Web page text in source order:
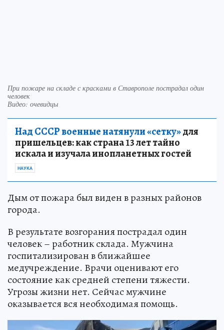
При пожаре на складе с красками в Ставрополе пострадал один
человек
Видео: очевидцы
Над СССР военные натянули «сетку»для
пришельцев: как страна 13 лет тайно
искала и изучала инопланетных гостей
НАУКА
Дым от пожара был виден в разных районов
города.
В результате возгорания пострадал один
человек – работник склада. Мужчина
госпитализирован в ближайшее
медучреждение. Врачи оценивают его
состояние как средней степени тяжести.
Угрозы жизни нет. Сейчас мужчине
оказывается вся необходимая помощь.